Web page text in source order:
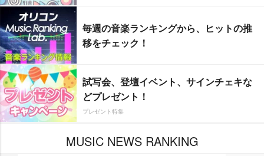
毎週の音楽ランキングから、ヒットの推
移をチェック！
試写会、登壇イベント、サインチェキな
どプレゼント！
プレゼント特集
MUSIC NEWS RANKING